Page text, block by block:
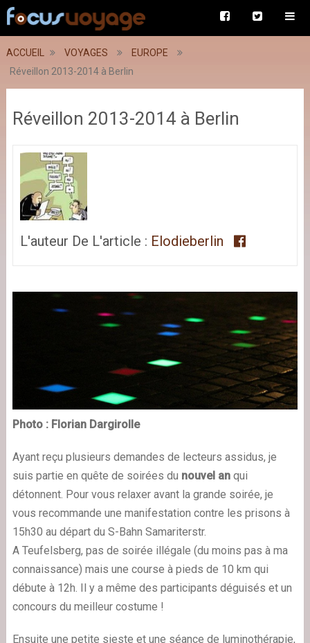
ACCUEIL VOYAGES
EUROPE
Réveillon 2013-2014 à Berlin
Réveillon 2013-2014 à Berlin
L'auteur De L'article : Elodieberlin
Photo : Florian Dargirolle
Ayant reçu plusieurs demandes de lecteurs assidus, je
suis partie en quête de soirées du nouvel anqui
détonnent. Pour vous relaxer avant la grande soirée, je
vous recommande une manifestation contre les prisons à
15h30 au départ du S-Bahn Samariterstr.
A Teufelsberg, pas de soirée illégale (du moins pas à ma
connaissance) mais une course à pieds de 10 km qui
débute à 12h. Il y a même des participants déguisés et un
concours du meilleur costume !
Ensuite une petite sieste et une séance de luminothérapie,